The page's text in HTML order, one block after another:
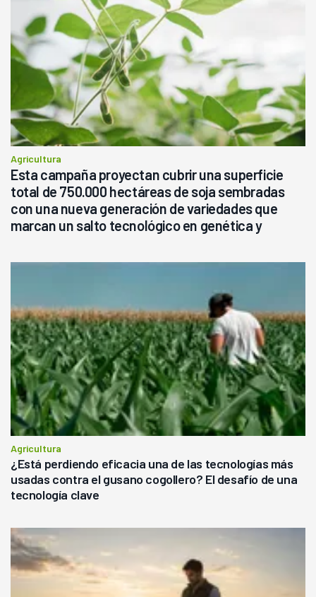
Agricultura
Esta campaña proyectan cubrir una superficie
total de 750.000 hectáreas de soja sembradas
con una nueva generación de variedades que
marcan un salto tecnológico en genética y
Agricultura
¿Está perdiendo eficacia una de las tecnologías más
usadas contra el gusano cogollero? El desafío de una
tecnología clave